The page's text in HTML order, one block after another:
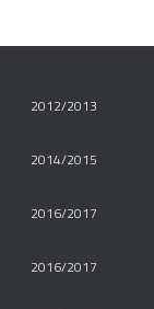
2012/2013
2014/2015
2016/2017
2016/2017